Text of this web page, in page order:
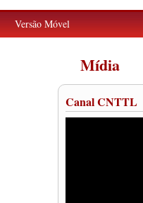
Versão Móvel
Mídia
Canal CNTTL